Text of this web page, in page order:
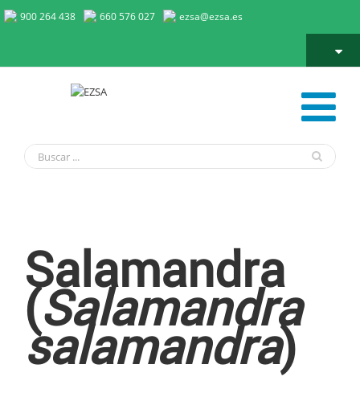
900 264 438 660 576 027 ezsa@ezsa.es
Salamandra
(Salamandra
salamandra)